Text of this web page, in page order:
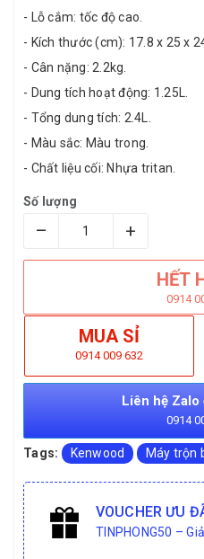
- Lỗ cắm: tốc độ cao.
- Kích thước (cm): 17.8 x 25 x
- Cân nặng: 2.2kg.
- Dung tích hoạt động: 1.25L.
- Tổng dung tích: 2.4L.
- Màu sắc: Màu trong.
- Chất liệu cối: Nhựa tritan.
Số lượng
– +
HẾT
0914
MUA SỈ
0914 009 632
Liên hệ Zalo
0914
Tags: Kenwood Máy trộn
VOUCHER ƯU
TINPHONG50 –